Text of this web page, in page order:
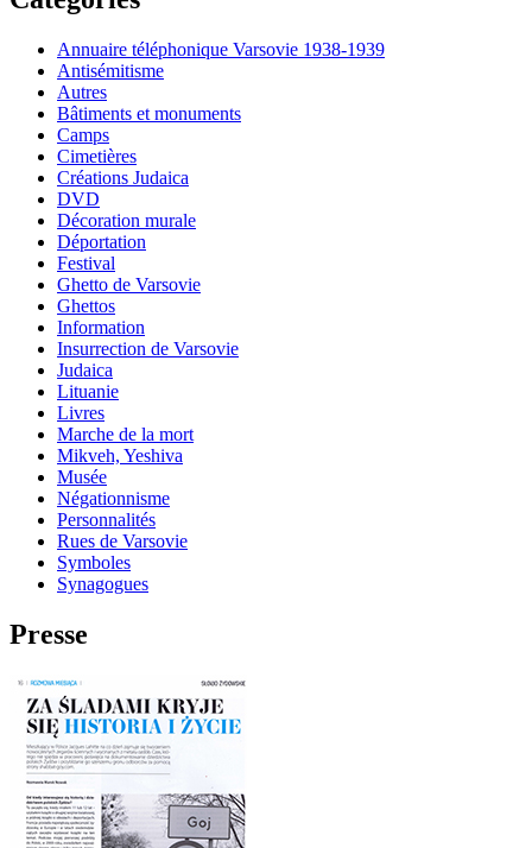
Annuaire téléphonique Varsovie 1938-1939
Antisémitisme
Autres
Bâtiments et monuments
Camps
Cimetières
Créations Judaica
DVD
Décoration murale
Déportation
Festival
Ghetto de Varsovie
Ghettos
Information
Insurrection de Varsovie
Judaica
Lituanie
Livres
Marche de la mort
Mikveh, Yeshiva
Musée
Négationnisme
Personnalités
Rues de Varsovie
Symboles
Synagogues
Presse